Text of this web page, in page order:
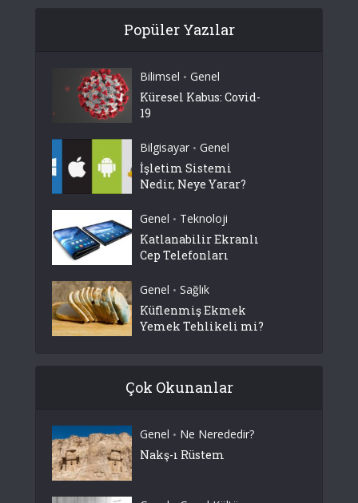
Popüler Yazılar
Bilimsel • Genel
Küresel Kabus: Covid-
19
Bilgisayar • Genel
İşletim Sistemi
Nedir, Neye Yarar?
Genel • Teknoloji
Katlanabilir Ekranlı
Cep Telefonları
Genel • Sağlık
Küflenmiş Ekmek
Yemek Tehlikeli mi?
Çok Okunanlar
Genel • Ne Nerededir?
Nakş-ı Rüstem